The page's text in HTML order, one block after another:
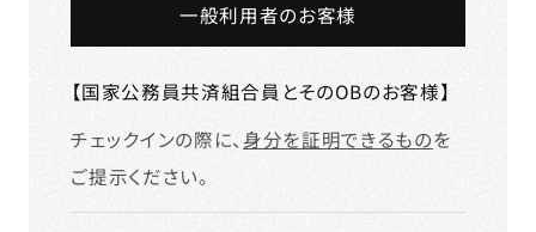
一般利用者のお客様
【国家公務員共済組合員とそのOBのお客様】
チェックインの際に、身分を証明できるものを
ご提示ください。